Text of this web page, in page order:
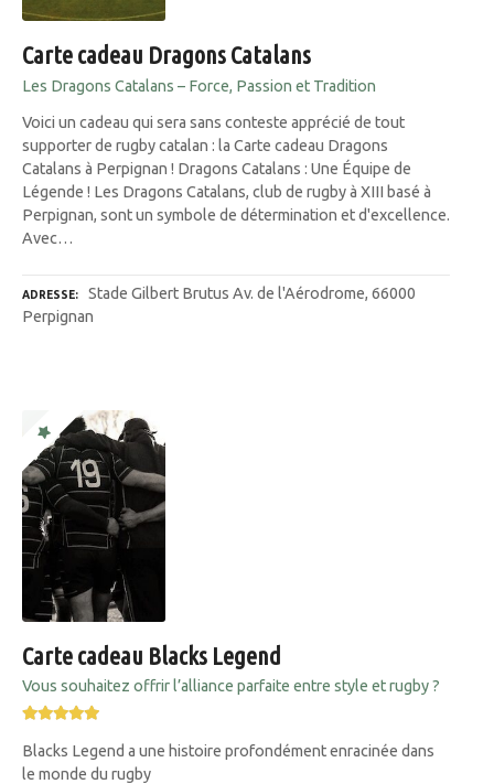
Carte cadeau Dragons Catalans
Les Dragons Catalans – Force, Passion et Tradition
Voici un cadeau qui sera sans conteste apprécié de tout
supporter de rugby catalan : la Carte cadeau Dragons
Catalans à Perpignan ! Dragons Catalans : Une Équipe de
Légende ! Les Dragons Catalans, club de rugby à XIII basé à
Perpignan, sont un symbole de détermination et d'excellence.
Avec…
ADRESSE
Stade Gilbert Brutus Av. de l'Aérodrome, 66000
Perpignan
Carte cadeau Blacks Legend
Vous souhaitez offrir l’alliance parfaite entre style et rugby ?
Blacks Legend a une histoire profondément enracinée dans
le monde du rugby